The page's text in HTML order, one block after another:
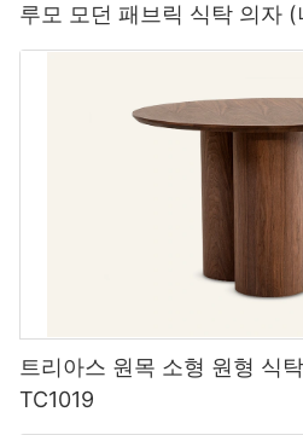
루모 모던 패브릭 식탁 의자
트리아스 원목 소형 원형 식
TC1019